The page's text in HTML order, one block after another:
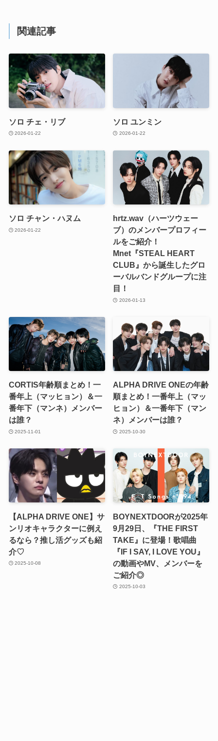
関連記事
ソロ チェ・リブ
2026-01-22
ソロ ユンミン
2026-01-22
ソロ チャン・ハヌム
2026-01-22
hrtz.wav（ハーツウェー
ブ）のメンバープロフィー
ルをご紹介！
Mnet『STEAL HEART
CLUB』から誕生したグロ
ーバルバンドグループに注
目！
2026-01-13
CORTIS年齢順まとめ！一
番年上（マッヒョン）＆一
番年下（マンネ）メンバー
は誰？
2025-11-01
ALPHA DRIVE ONEの年齢
順まとめ！一番年上（マッ
ヒョン）＆一番年下（マン
ネ）メンバーは誰？
2025-10-30
【ALPHA DRIVE ONE】サ
ンリオキャラクターに例え
るなら？推し活グッズも紹
介♡
2025-10-08
BOYNEXTDOORが2025年
9月29日、『THE FIRST
TAKE』に登場！歌唱曲
『IF I SAY, I LOVE YOU』
の動画やMV、メンバーを
ご紹介◎
2025-10-03